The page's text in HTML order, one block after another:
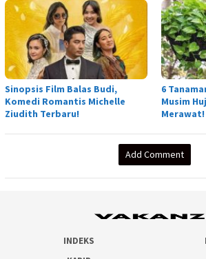
Sinopsis Film Balas Budi,
Komedi Romantis Michelle
Ziudith Terbaru!
6
Musim
Merawat!
Add Comment
INDEKS